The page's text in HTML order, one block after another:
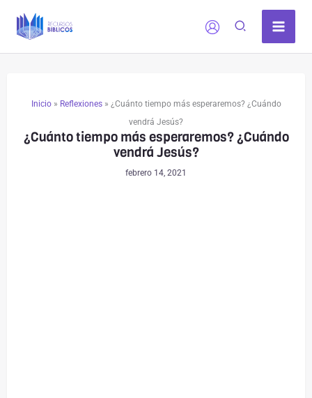
Inicio» Reflexiones» ¿Cuánto tiempo más esperaremos? ¿Cuándo
vendrá Jesús?
¿Cuánto tiempo más esperaremos? ¿Cuándo
vendrá Jesús?
febrero 14, 2021